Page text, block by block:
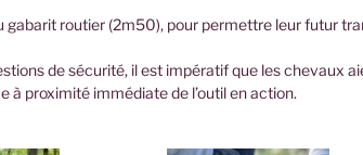
gabarit routier (2m50), pour permettre leur futur
de sécurité, il est impératif que les chevaux
proximité immédiate de l’outil en action.